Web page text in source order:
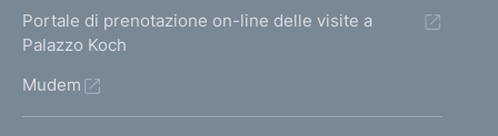
Portale di prenotazione on-line delle visite a
Palazzo Koch
Mudem